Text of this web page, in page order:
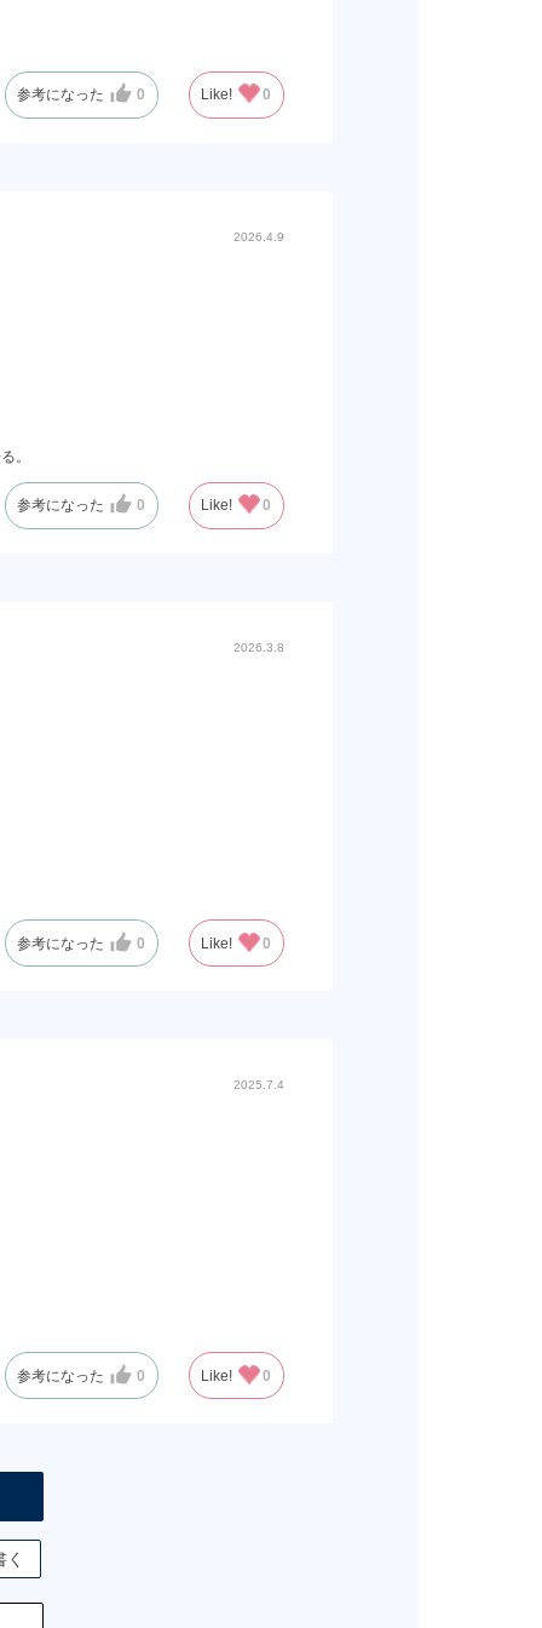
参考になった 0 Like! 0
2026.4.9
。
参考になった 0 Like! 0
2026.3.8
参考になった 0 Like! 0
2025.7.4
参考になった 0 Like! 0